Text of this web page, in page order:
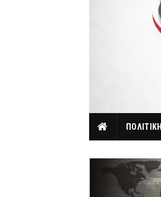
ΠΟΛΙΤΙΚΗ